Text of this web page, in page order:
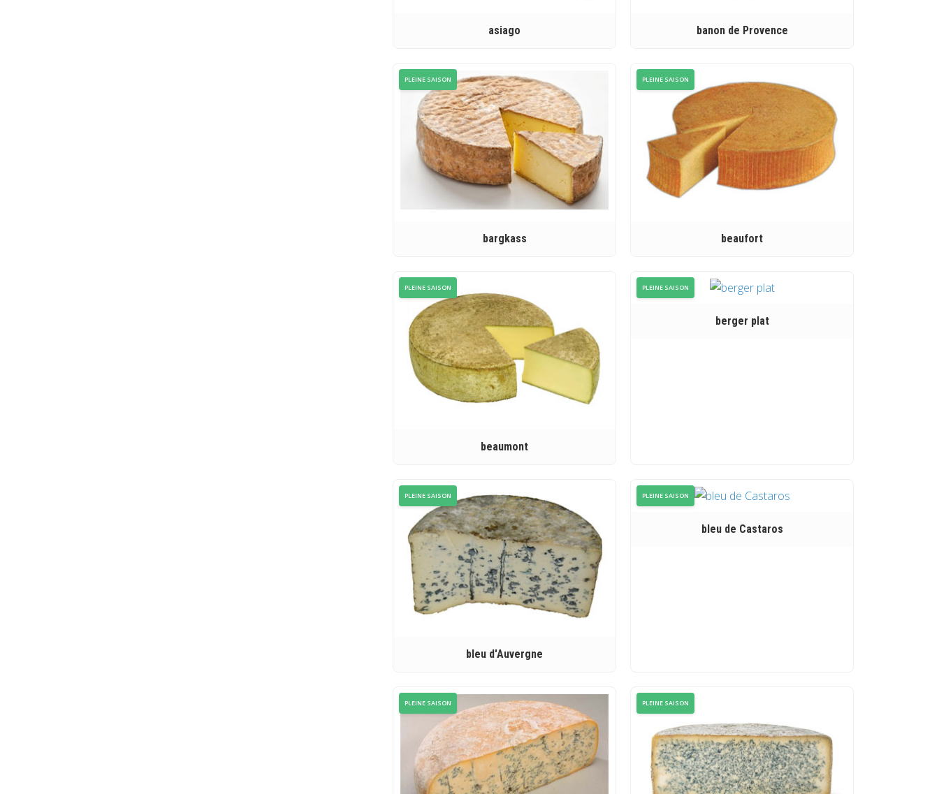
asiago banon de Provence
PLEINE SAISON
bargkass
PLEINE SAISON
beaufort
PLEINE SAISON
beaumont
PLEINE SAISON
berger plat
PLEINE SAISON
bleu d'Auvergne
PLEINE SAISON
bleu de Castaros
PLEINE SAISON PLEINE SAISON